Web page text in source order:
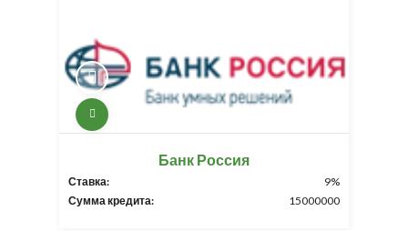
Банк Россия
Ставка:
9%
Сумма кредита:
15000000